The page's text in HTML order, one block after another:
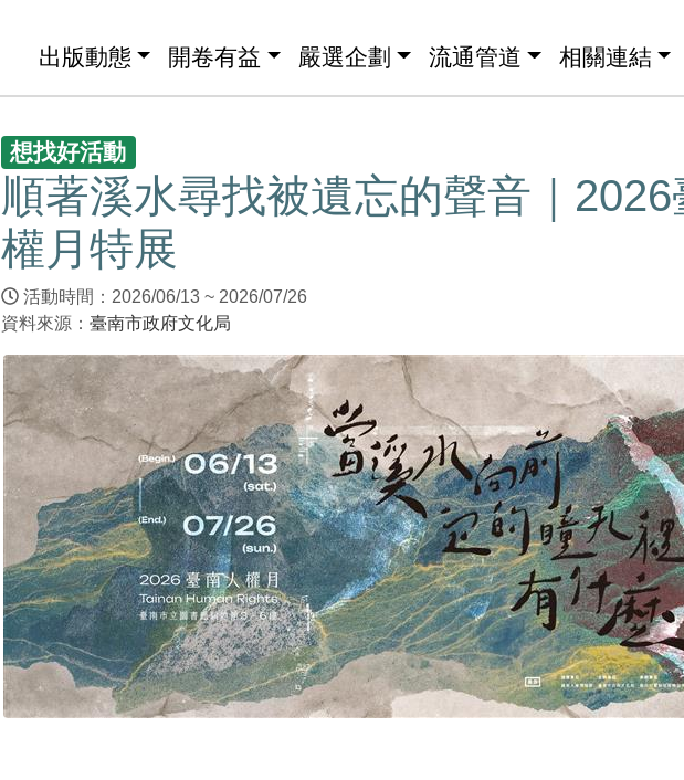
出版動態 開卷有益 嚴選企劃 流通管道 相關連結
想找好活動
順著溪水尋找被遺忘的聲音｜2026
權月特展
活動時間：2026/06/13 ~ 2026/07/26
資料來源： 臺南市政府文化局